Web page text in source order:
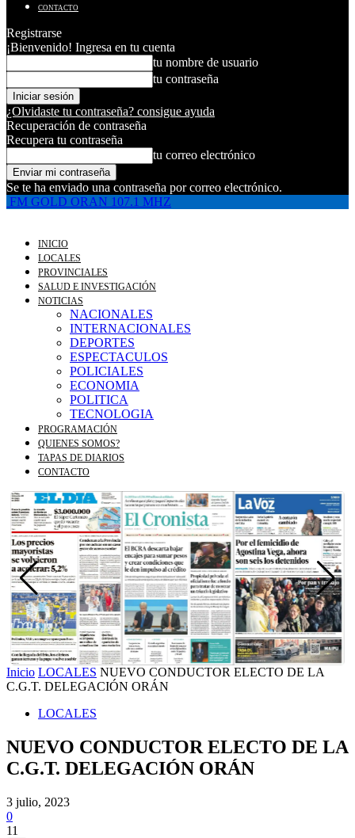
CONTACTO
Registrarse
¡Bienvenido! Ingresa en tu cuenta
tu nombre de usuario
tu contraseña
¿Olvidaste tu contraseña? consigue ayuda
Recuperación de contraseña
Recupera tu contraseña
tu correo electrónico
Se te ha enviado una contraseña por correo electrónico.
FM GOLD ORAN 107.1 MHZ
INICIO
LOCALES
PROVINCIALES
SALUD E INVESTIGACIÓN
NOTICIAS
NACIONALES
INTERNACIONALES
DEPORTES
ESPECTACULOS
POLICIALES
ECONOMIA
POLITICA
TECNOLOGIA
PROGRAMACIÓN
QUIENES SOMOS?
TAPAS DE DIARIOS
CONTACTO
Inicio LOCALES NUEVO CONDUCTOR ELECTO DE LA
C.G.T. DELEGACIÓN ORÁN
LOCALES
NUEVO CONDUCTOR ELECTO DE LA
C.G.T. DELEGACIÓN ORÁN
3 julio, 2023
0
11